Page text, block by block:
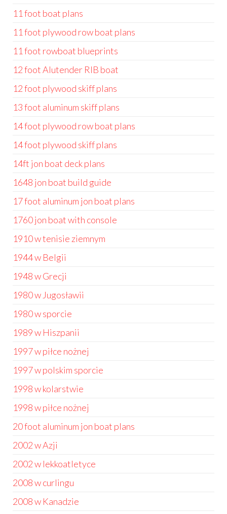
11 foot boat plans
11 foot plywood row boat plans
11 foot rowboat blueprints
12 foot Alutender RIB boat
12 foot plywood skiff plans
13 foot aluminum skiff plans
14 foot plywood row boat plans
14 foot plywood skiff plans
14ft jon boat deck plans
1648 jon boat build guide
17 foot aluminum jon boat plans
1760 jon boat with console
1910 w tenisie ziemnym
1944 w Belgii
1948 w Grecji
1980 w Jugosławii
1980 w sporcie
1989 w Hiszpanii
1997 w piłce nożnej
1997 w polskim sporcie
1998 w kolarstwie
1998 w piłce nożnej
20 foot aluminum jon boat plans
2002 w Azji
2002 w lekkoatletyce
2008 w curlingu
2008 w Kanadzie